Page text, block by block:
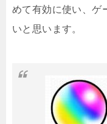
めて有効に使い、ゲ
いと思います。